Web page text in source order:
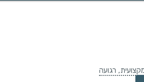
רגועה